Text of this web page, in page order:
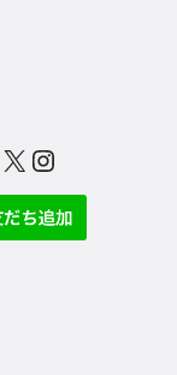
X Instagram